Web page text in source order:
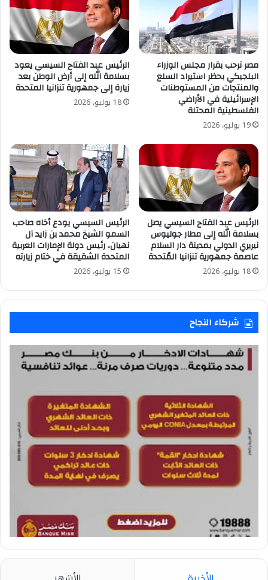
مصر ترحب بقرار مجلس الوزراء
البلجيكي بحظر استيراد السلع
والمنتجات من المستوطنات
الإسرائيلية في الأراضي
الفلسطينية المحتلة
19 يوليو، 2026
الرئيس عبد الفتاح السيسي يعود
بسلامة الله إلى أرض الوطن بعد
زيارة إلى جمهورية تنزانيا المتحدة
18 يوليو، 2026
الرئيس عبد الفتاح السيسي يصل
بسلامة الله إلى مطار جوليوس
نيريري الدولي بمدينة دار السلام
عاصمة جمهورية تنزانيا المُتحدة
18 يوليو، 2026
الرئيس السيسي يودع أخاه صاحب
السمو الشيخ محمد بن زايد آل
نهيان، رئيس دولة الإمارات العربية
المتحدة الشقيقة في ختام زيارته
15 يوليو، 2026
شركاء النجاح